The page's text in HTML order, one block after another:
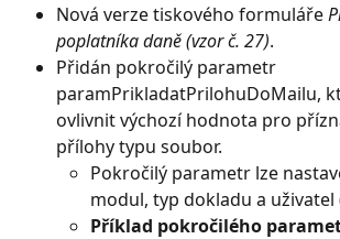
Nová verze tiskového formuláře
poplatníka daně (vzor č. 27).
Přidán pokročilý parametr
paramPrikladatPrilohuDoMailu,
ovlivnit výchozí hodnota pro
přílohy typu soubor.
Pokročilý parametr lze
modul, typ dokladu a uživatel
Příklad pokročilého